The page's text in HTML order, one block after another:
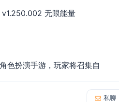
v1.250.002 无限能量
色扮演手游，玩家将召集自
私聊